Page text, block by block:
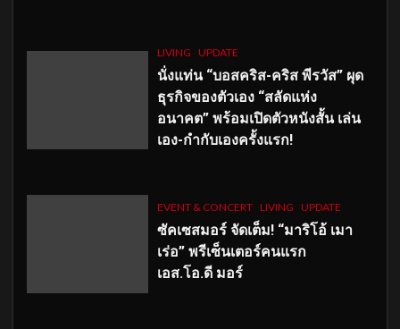
LIVING UPDATE
นั่งแท่น “บอสคริส-คริส พีรวัส” ผุด
ธุรกิจของตัวเอง “สลัดแห่ง
อนาคต” พร้อมเปิดตัวหนังสั้น เล่น
เอง-กำกับเองครั้งแรก!
EVENT & CONCERT LIVING UPDATE
ซัคเซสมอร์ จัดเต็ม! “มาริโอ้ เมา
เร่อ” พรีเซ็นเตอร์คนแรก
เอส.โอ.ดี มอร์